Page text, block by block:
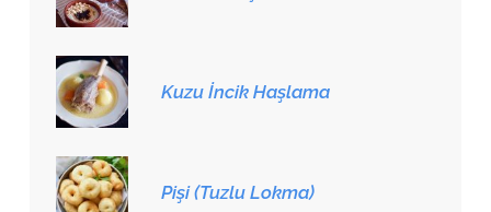
Kuzu İncik Haşlama
Pişi (Tuzlu Lokma)